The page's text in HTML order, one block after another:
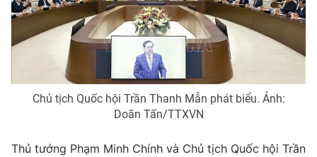
Thị trường 24h Tấm lòng Việt
VTV4 Vươn mình bằng AI
Chủ tịch Quốc hội Trần Thanh Mẫn phát biểu. Ảnh:
Doãn Tấn/TTXVN
Thủ tướng Phạm Minh Chính và Chủ tịch Quốc hội Trần